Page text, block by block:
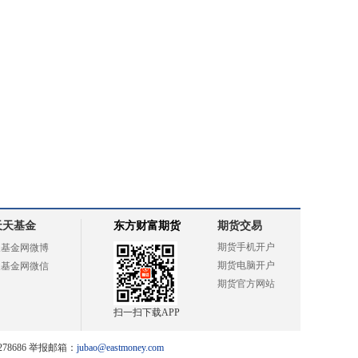
基金
金网微博
金网微信
东方财富期货
扫一扫下载APP
期货交易
期货手机开户
期货电脑开户
期货官方网站
举报邮箱： jubao@eastmoney.com